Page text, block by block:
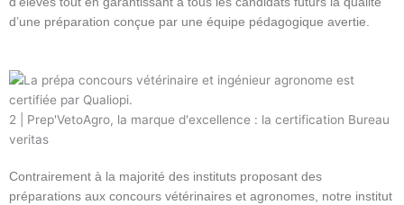
d’une préparation conçue par une équipe pédagogique avertie.
2 | Prep'VetoAgro, la marque d'excellence : la certification Bureau
veritas
Contrairement à la majorité des instituts proposant des
préparations aux concours vétérinaires et agronomes, notre institut